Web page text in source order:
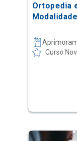
Ortopedia
Curso